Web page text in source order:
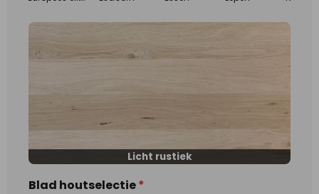
Licht rustiek
Blad houtselectie*